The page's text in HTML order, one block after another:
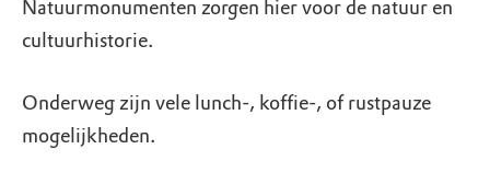
Natuurmonumenten zorgen hier voor de natuur en
cultuurhistorie.
Onderweg zijn vele lunch-, koffie-, of rustpauze
mogelijkheden.